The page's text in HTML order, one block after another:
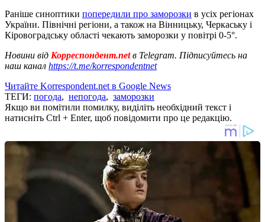
Раніше синоптики попередили про заморозки в усіх регіонах
України. Північні регіони, а також на Вінницьку, Черкаську і
Кіровоградську області чекають заморозки у повітрі 0-5°.
Новини від Корреспондент.netв Telegram. Підписуйтесь на
наш канал https://t.me/korrespondentnet
Читайте Korrespondent.net в Google News
ТЕГИ: погода, непогода, заморозки
Якщо ви помітили помилку, виділіть необхідний текст і
натисніть Ctrl + Enter, щоб повідомити про це редакцію.